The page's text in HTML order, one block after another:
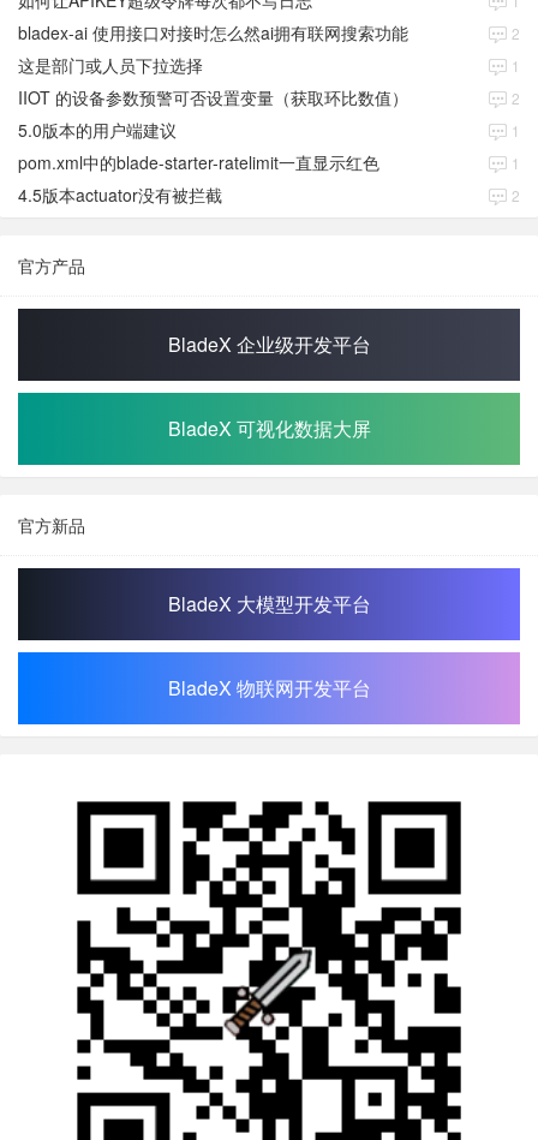
bladex-ai 使用接口对接时怎么然ai拥有联网搜索功能 2
这是部门或人员下拉选择 1
IIOT 的设备参数预警可否设置变量（获取环比数值） 2
5.0版本的用户端建议 1
pom.xml中的blade-starter-ratelimit一直显示红色 1
4.5版本actuator没有被拦截 2
官方产品
BladeX 企业级开发平台
BladeX 可视化数据大屏
官方新品
BladeX 大模型开发平台
BladeX 物联网开发平台